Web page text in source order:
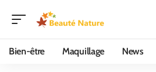
Bien-être Maquillage News